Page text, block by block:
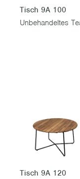
Tisch 9A 100
Tisch 9A 120